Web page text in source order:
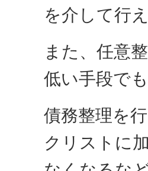
を介して行
また、任意
低い手段で
債務整理を
クリストに